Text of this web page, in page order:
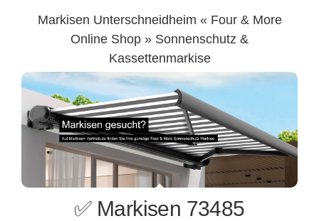
Markisen Unterschneidheim « Four & More
Online Shop » Sonnenschutz &
Kassettenmarkise
✅ Markisen 73485